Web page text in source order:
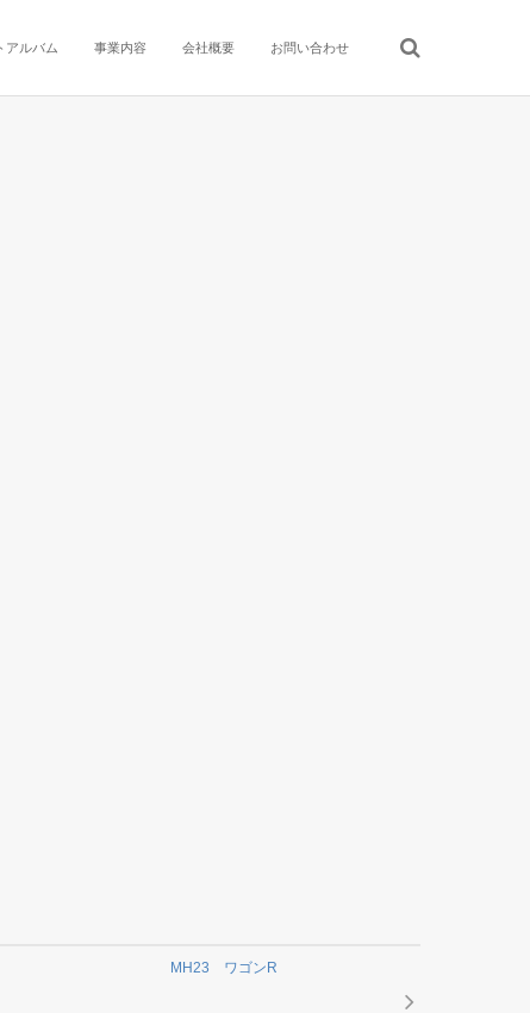
アルバム 事業内容 会社概要 お問い合わせ
MH23 ワゴンR